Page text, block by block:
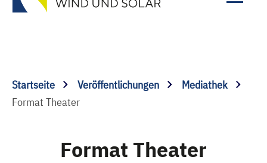
Startseite Veröffentlichungen
Mediathek
Format Theater
Format Theater